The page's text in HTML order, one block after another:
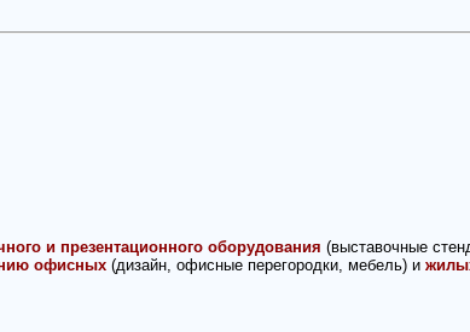
и презентационного оборудования (выставочные
офисных (дизайн, офисные перегородки, мебель) и